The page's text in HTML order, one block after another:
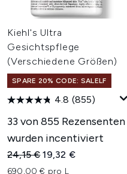
Kiehl's Ultra
Gesichtspflege
(Verschiedene Größen)
SPARE 20% CODE: SALELF
4.8 (855)
33 von 855 Rezensenten
wurden incentiviert
Unverbindliche
24,15 €Aktueller Preis:
19,32 €
690,00 € pro L